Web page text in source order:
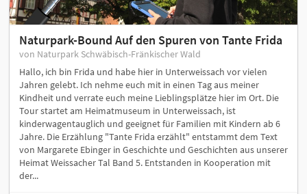
Naturpark-Bound Auf den Spuren von Tante Frida
von Naturpark Schwäbisch-Fränkischer Wald
Hallo, ich bin Frida und habe hier in Unterweissach vor vielen
Jahren gelebt. Ich nehme euch mit in einen Tag aus meiner
Kindheit und verrate euch meine Lieblingsplätze hier im Ort. Die
Tour startet am Heimatmuseum in Unterweissach, ist
kinderwagentauglich und geeignet für Familien mit Kindern ab 6
Jahre. Die Erzählung "Tante Frida erzählt" entstammt dem Text
von Margarete Ebinger in Geschichte und Geschichten aus unserer
Heimat Weissacher Tal Band 5. Entstanden in Kooperation mit
der...